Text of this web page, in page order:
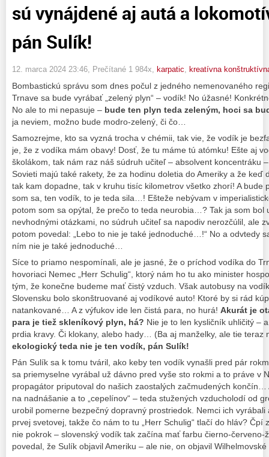
sú vynájdené aj autá a
pán Sulík!
12. marca 2024 23:46 , Prečítané 1 984x, karpatic kreatívna
Bombastickú správu som dnes počul z jedného nemenovaného
Trnave sa bude vyrábať „zelený plyn“ – vodík! No úžasné!
No ale to mi nepasuje – bude ten plyn teda zeleným, hoci sa
ja neviem, možno bude modro-zelený, či čo…
Samozrejme, kto sa vyzná trocha v chémii, tak vie, že vodík je
je, že z vodíka mám obavy! Dosť, že tu máme tú atómku! Ešte aj
školákom, tak nám raz náš súdruh učiteľ – absolvent koncentráku
Sovieti majú také rakety, že za hodinu doletia do Ameriky a že keď
tak kam dopadne, tak v kruhu tisíc kilometrov všetko zhorí! A bude
som sa, ten vodík, to je teda sila…! Ešteže nebývam v
potom som sa opýtal, že prečo to teda neurobia…? Tak ja som bol
nevhodnými otázkami, no súdruh učiteľ sa napodiv nerozčúlil, ale
potom povedal: „Lebo to nie je také jednoduché…!“ No a odvtedy
ním nie je také jednoduché…
Síce to priamo nespomínali, ale je jasné, že o príchod vodíka do
hovoriaci Nemec „Herr Schulig“, ktorý nám ho tu ako minister
tým, že konečne budeme mať čistý vzduch. Však autobusy na
Slovensku bolo skonštruované aj vodíkové auto! Ktoré by si rád
natankované… A z výfukov ide len čistá para, no hurá! Akurát je
para je tiež skleníkový plyn, há? Nie je to len kysličník uhličitý –
prdia kravy. Či klokany, alebo hady… (Ba aj manželky, ale tie
ekologický teda nie je ten vodík, pán Sulík!
Pán Sulík sa k tomu tváril, ako keby ten vodík vynašli pred pár
sa priemyselne vyrábal už dávno pred vyše sto rokmi a to práve v
propagátor priputoval do našich zaostalých začmudených končín…
na nadnášanie a to „cepelínov“ – teda stužených vzducholodí od
urobil pomerne bezpečný dopravný prostriedok. Nemci ich
prvej svetovej, takže čo nám to tu „Herr Schulig“ tlačí do hláv?
nie pokrok – slovenský vodík tak začína mať farbu čierno-
povedal, že Sulík objavil Ameriku – ale nie, on objavil